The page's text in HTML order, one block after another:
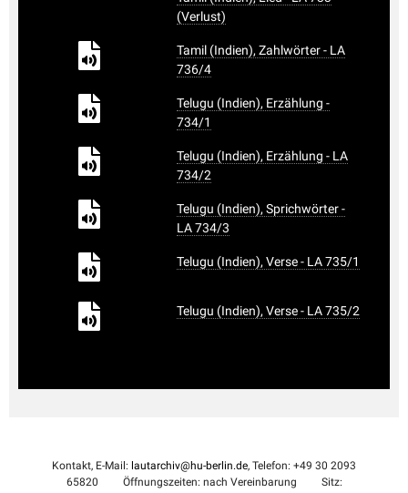
(Verlust)
Tamil (Indien), Zahlwörter - LA
736/4
Telugu (Indien), Erzählung -
734/1
Telugu (Indien), Erzählung - LA
734/2
Telugu (Indien), Sprichwörter -
LA 734/3
Telugu (Indien), Verse - LA 735/1
Telugu (Indien), Verse - LA 735/2
Kontakt, E-Mail: lautarchiv@hu-berlin.de, Telefon: +49 30 2093
65820
Öffnungszeiten: nach Vereinbarung
Sitz: